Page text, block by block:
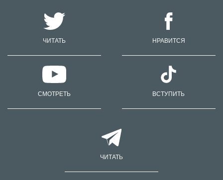
ЧИТАТЬ НРАВИТСЯ
СМОТРЕТЬ ВСТУПИТЬ
ЧИТАТЬ